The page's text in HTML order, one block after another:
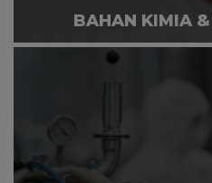
BAHAN KIMIA